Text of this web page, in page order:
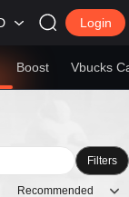
Login
Boost Vbucks
Filters
Recommended